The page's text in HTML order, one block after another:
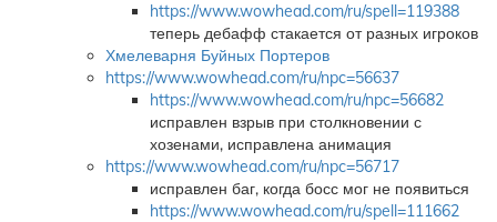
https://www.wowhead.com/ru/spell=119388
теперь дебафф стакается от разных игроков
Хмелеварня Буйных Портеров
https://www.wowhead.com/ru/npc=56637
https://www.wowhead.com/ru/npc=56682
исправлен взрыв при столкновении с
хозенами, исправлена анимация
https://www.wowhead.com/ru/npc=56717
исправлен баг, когда босс мог не появиться
https://www.wowhead.com/ru/spell=111662